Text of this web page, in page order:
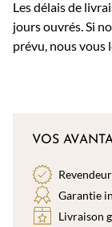
Les délais de
jours ouvrés. Si
prévu, nous vous
VOS
Garantie
Livraison